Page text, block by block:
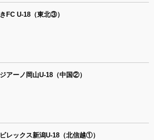
FC U-18（東北③）
アーノ岡山U-18（中国②）
レックス新潟U-18（北信越①）